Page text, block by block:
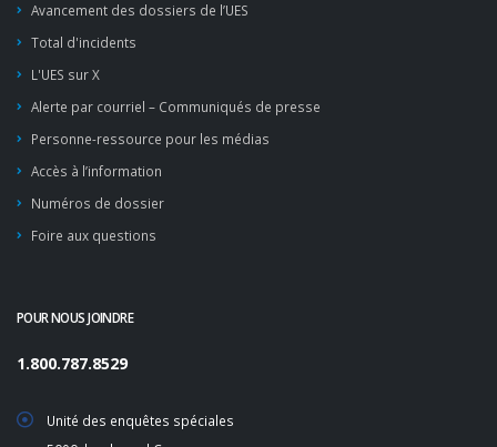
Avancement des dossiers de l’UES
Total d'incidents
L'UES sur X
Alerte par courriel – Communiqués de presse
Personne-ressource pour les médias
Accès à l’information
Numéros de dossier
Foire aux questions
POUR NOUS JOINDRE
1.800.787.8529
Unité des enquêtes spéciales